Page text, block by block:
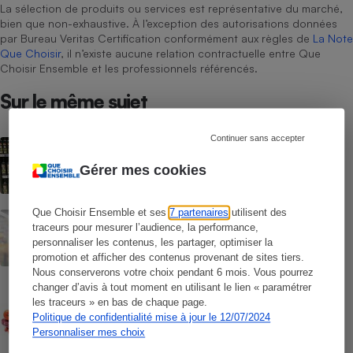
Gérer mes cookies
Que Choisir Ensemble et ses7 partenaires utilisent des
traceurs pour mesurer l’audience, la performance,
personnaliser les contenus, les partager, optimiser la
promotion et afficher des contenus provenant de sites tiers.
Nous conserverons votre choix pendant 6 mois. Vous pourrez
changer d’avis à tout moment en utilisant le lien « paramétrer
les traceurs » en bas de chaque page.
Politique de confidentialité mise à jour le 12/07/2024
Personnaliser mes choix
Continuer sans accepter
La sélection de produits ou services est représentative du marché,
bien que non-exhaustive. À l’exception des autorisations données
par Bureau Veritas Certification conformément aux règles de La Note
Que Choisir, il n’existe aucune relation contractuelle entre Que
Choisir Ensemble et les professionnels référencés.
Sur le même sujet
meilleures récoltes
ACTUALITÉ
Rappel Lidl : des œufs contaminés par la
salmonelle
CONSEILS
Pesticides - Bien choisir ses fruits et
légumes d’été